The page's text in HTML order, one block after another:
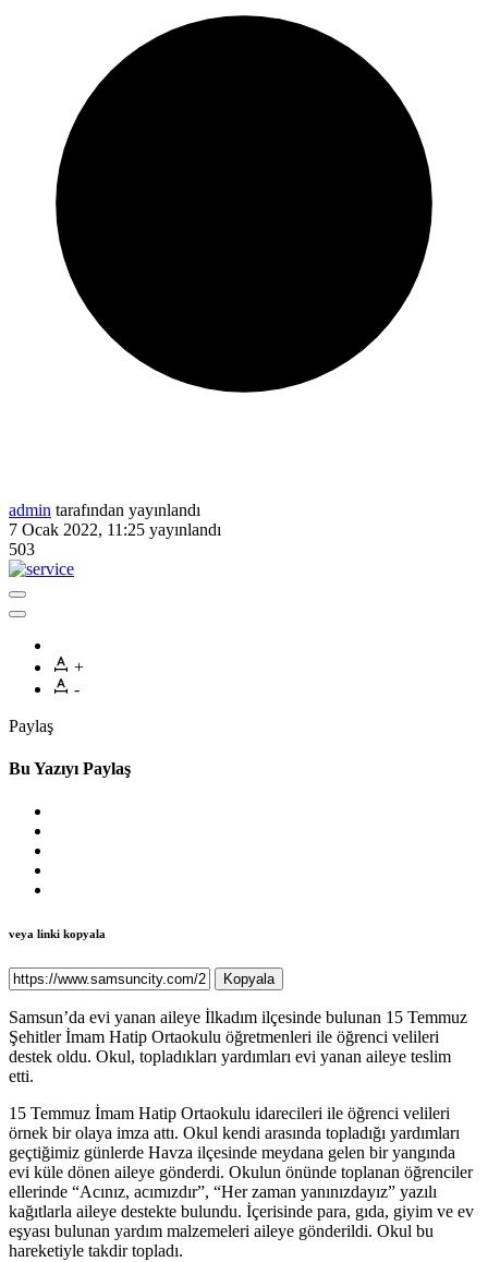
admin tarafından yayınlandı
7 Ocak 2022, 11:25 yayınlandı
503
+
-
Paylaş
Bu Yazıyı Paylaş
veya linki kopyala
Kopyala
Samsun’da evi yanan aileye İlkadım ilçesinde bulunan 15 Temmuz
Şehitler İmam Hatip Ortaokulu öğretmenleri ile öğrenci velileri
destek oldu. Okul, topladıkları yardımları evi yanan aileye teslim
etti.
15 Temmuz İmam Hatip Ortaokulu idarecileri ile öğrenci velileri
örnek bir olaya imza attı. Okul kendi arasında topladığı yardımları
geçtiğimiz günlerde Havza ilçesinde meydana gelen bir yangında
evi küle dönen aileye gönderdi. Okulun önünde toplanan öğrenciler
ellerinde “Acınız, acımızdır”, “Her zaman yanınızdayız” yazılı
kağıtlarla aileye destekte bulundu. İçerisinde para, gıda, giyim ve ev
eşyası bulunan yardım malzemeleri aileye gönderildi. Okul bu
hareketiyle takdir topladı.